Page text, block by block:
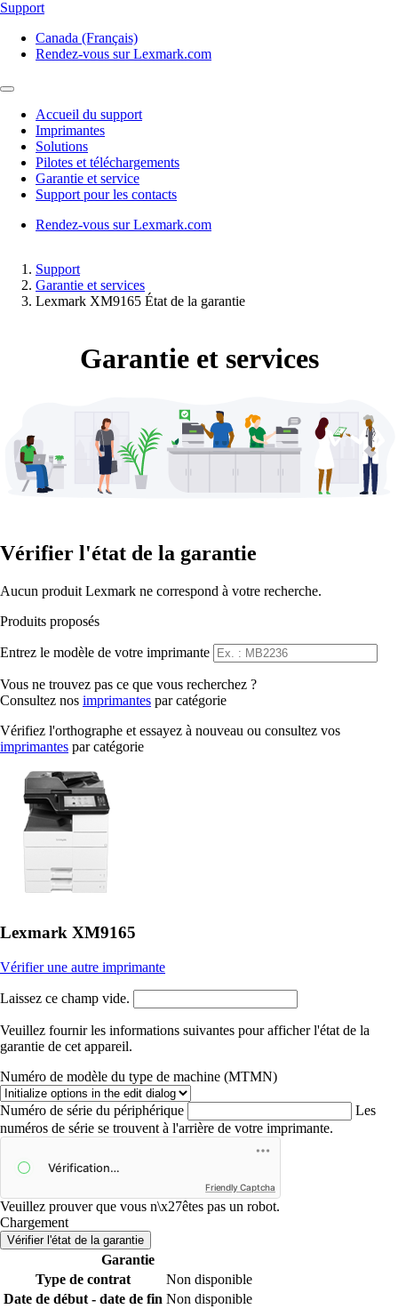
Support
Canada (Français)
Rendez-vous sur Lexmark.com
Accueil du support
Imprimantes
Solutions
Pilotes et téléchargements
Garantie et service
Support pour les contacts
Rendez-vous sur Lexmark.com
Support
Garantie et services
Lexmark XM9165 État de la garantie
Garantie et services
Vérifier l'état de la garantie
Aucun produit Lexmark ne correspond à votre recherche.
Produits proposés
Entrez le modèle de votre imprimante
Vous ne trouvez pas ce que vous recherchez ?
Consultez nos imprimantes par catégorie
Vérifiez l'orthographe et essayez à nouveau ou consultez vos
imprimantes par catégorie
Lexmark XM9165
Vérifier une autre imprimante
Laissez ce champ vide.
Veuillez fournir les informations suivantes pour afficher l'état de la
garantie de cet appareil.
Numéro de modèle du type de machine (MTMN)
Numéro de série du périphérique
Les
numéros de série se trouvent à l'arrière de votre imprimante.
Friendly Captcha
Veuillez prouver que vous n\x27êtes pas un robot.
Chargement
Vérifier l'état de la garantie
Garantie
Type de contrat
Non disponible
Date de début - date de fin Non disponible